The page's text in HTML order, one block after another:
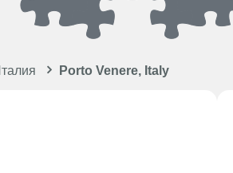
Porto Venere, Italy